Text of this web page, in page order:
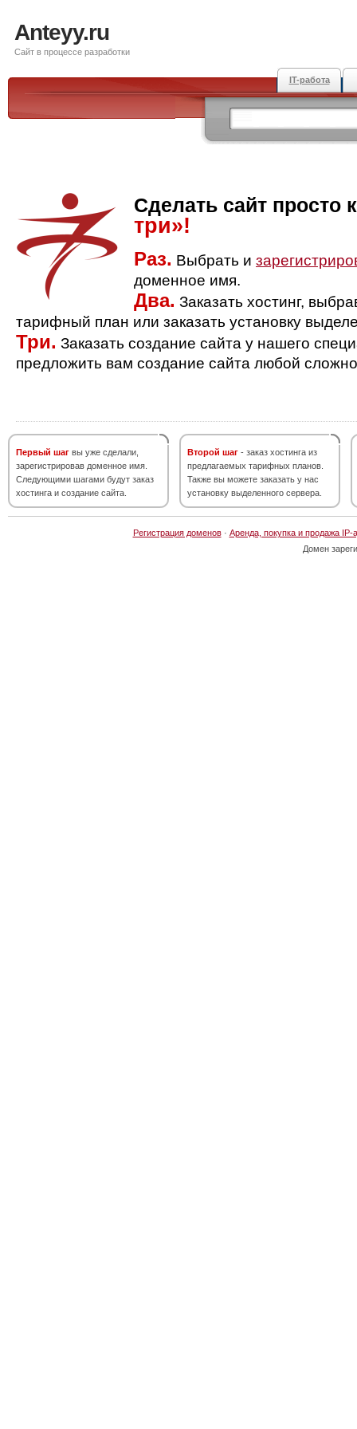
Anteyy.ru
Сайт в процессе разработки
IT-работа
Сделать сайт просто
три»!
Раз. Выбрать и
доменное имя.
Два. Заказать хостинг,
тарифный план или заказать установку
Три. Заказать создание сайта у нашего
предложить вам создание сайта любой
Первый шаг вы уже сделали,
зарегистрировав доменное имя.
Следующими шагами будут заказ
хостинга и создание сайта.
Второй шаг - заказ хостинга из
предлагаемых тарифных планов.
Также вы можете заказать у нас
установку выделенного сервера.
Регистрация доменов· Аренда, покупка и продажа IP-
Домен